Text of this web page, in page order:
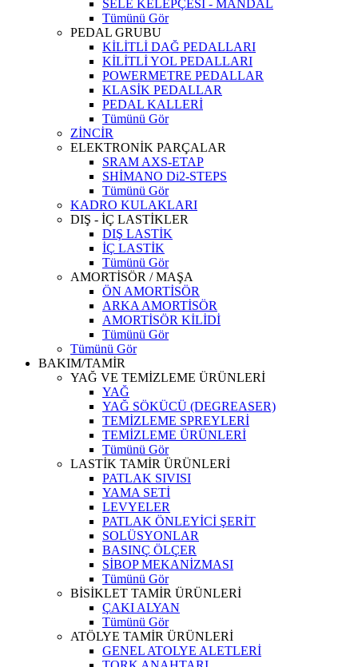
SELE KELEPÇESİ - MANDAL
Tümünü Gör
PEDAL GRUBU
KİLİTLİ DAĞ PEDALLARI
KİLİTLİ YOL PEDALLARI
POWERMETRE PEDALLAR
KLASİK PEDALLAR
PEDAL KALLERİ
Tümünü Gör
ZİNCİR
ELEKTRONİK PARÇALAR
SRAM AXS-ETAP
SHİMANO Di2-STEPS
Tümünü Gör
KADRO KULAKLARI
DIŞ - İÇ LASTİKLER
DIŞ LASTİK
İÇ LASTİK
Tümünü Gör
AMORTİSÖR / MAŞA
ÖN AMORTİSÖR
ARKA AMORTİSÖR
AMORTİSÖR KİLİDİ
Tümünü Gör
Tümünü Gör
BAKIM/TAMİR
YAĞ VE TEMİZLEME ÜRÜNLERİ
YAĞ
YAĞ SÖKÜCÜ (DEGREASER)
TEMİZLEME SPREYLERİ
TEMİZLEME ÜRÜNLERİ
Tümünü Gör
LASTİK TAMİR ÜRÜNLERİ
PATLAK SIVISI
YAMA SETİ
LEVYELER
PATLAK ÖNLEYİCİ ŞERİT
SOLÜSYONLAR
BASINÇ ÖLÇER
SİBOP MEKANİZMASI
Tümünü Gör
BİSİKLET TAMİR ÜRÜNLERİ
ÇAKI ALYAN
Tümünü Gör
ATÖLYE TAMİR ÜRÜNLERİ
GENEL ATOLYE ALETLERİ